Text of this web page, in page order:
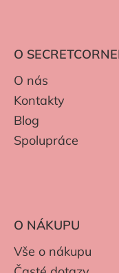
O
O nás
Kontakty
Blog
Spolupráce
O NÁKUPU
Vše o nákupu